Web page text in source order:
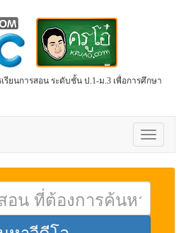
เรียนการสอน ระดับชั้น ป.1-ม.3 เพื่อการศึกษา
Toggle